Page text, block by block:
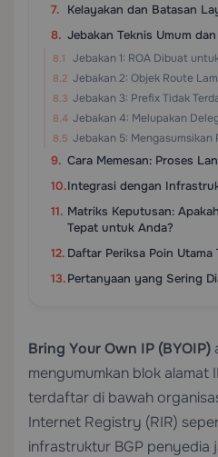
Kelayakan dan Batasan
Jebakan Teknis Umum
Jebakan 1: ROA Dibuat
Jebakan 2: Objek Route
Jebakan 3: Prefix Tidak
Jebakan 4: Melupakan
Jebakan 5: Mengasumsikan
Cara Memesan: Proses
Integrasi dengan
Matriks Keputusan:
Tepat untuk Anda?
Daftar Periksa Poin Utama
Pertanyaan yang Sering
Bring Your Own IP (BYOIP)
mengumumkan blok alamat
terdaftar di bawah
Internet Registry (RIR)
infrastruktur BGP penyedia